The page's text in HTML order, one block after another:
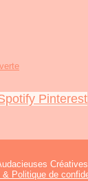
Pinterest
Créatives
& Politique de